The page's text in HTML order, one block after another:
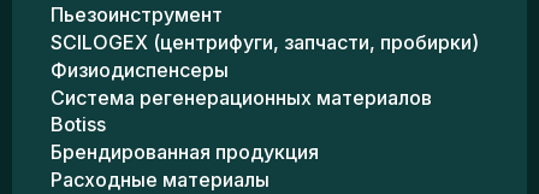
Пьезоинструмент
SCILOGEX (центрифуги, запчасти, пробирки)
Физиодиспенсеры
Система регенерационных материалов
Botiss
Брендированная продукция
Расходные материалы